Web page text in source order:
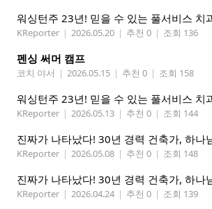
워싱턴주 23년! 믿을 수 있는 풀서비스 치
KReporter | 2026.05.20 | 추천 0 | 조회 136
펜싱 써머 캠프
코치 야서 | 2026.05.15 | 추천 0 | 조회 158
워싱턴주 23년! 믿을 수 있는 풀서비스 치
KReporter | 2026.05.13 | 추천 0 | 조회 144
KReporter | 2026.05.08 | 추천 0 | 조회 148
KReporter | 2026.04.24 | 추천 0 | 조회 139